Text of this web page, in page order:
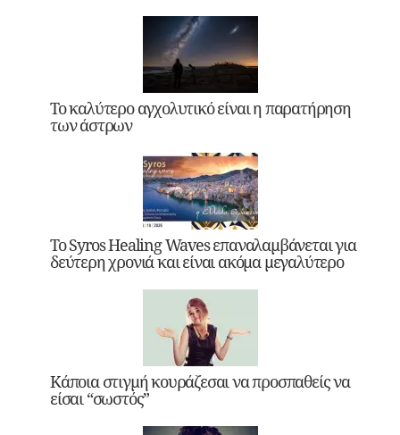
Το καλύτερο αγχολυτικό είναι η παρατήρηση
των άστρων
Το Syros Healing Waves επαναλαμβάνεται για
δεύτερη χρονιά και είναι ακόμα μεγαλύτερο
Κάποια στιγμή κουράζεσαι να προσπαθείς να
είσαι “σωστός”